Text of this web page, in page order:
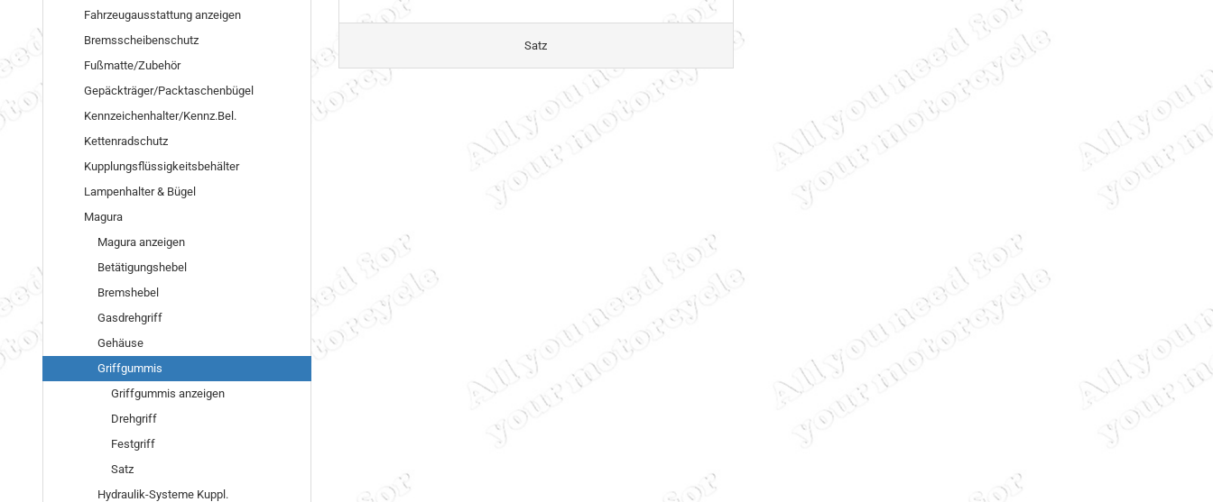
Satz
Fahrzeugausstattung anzeigen
Bremsscheibenschutz
Fußmatte/Zubehör
Gepäckträger/Packtaschenbügel
Kennzeichenhalter/Kennz.Bel.
Kettenradschutz
Kupplungsflüssigkeitsbehälter
Lampenhalter & Bügel
Magura
Magura anzeigen
Betätigungshebel
Bremshebel
Gasdrehgriff
Gehäuse
Griffgummis
Griffgummis anzeigen
Drehgriff
Festgriff
Satz
Hydraulik-Systeme Kuppl.